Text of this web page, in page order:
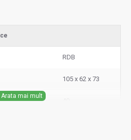
RDB
105 x 62 x 73